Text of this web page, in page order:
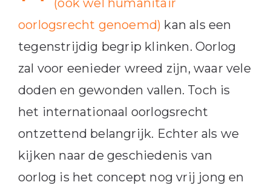
(ook wel humanitair
oorlogsrecht genoemd) kan als een
tegenstrijdig begrip klinken. Oorlog
zal voor eenieder wreed zijn, waar vele
doden en gewonden vallen. Toch is
het internationaal oorlogsrecht
ontzettend belangrijk. Echter als we
kijken naar de geschiedenis van
oorlog is het concept nog vrij jong en